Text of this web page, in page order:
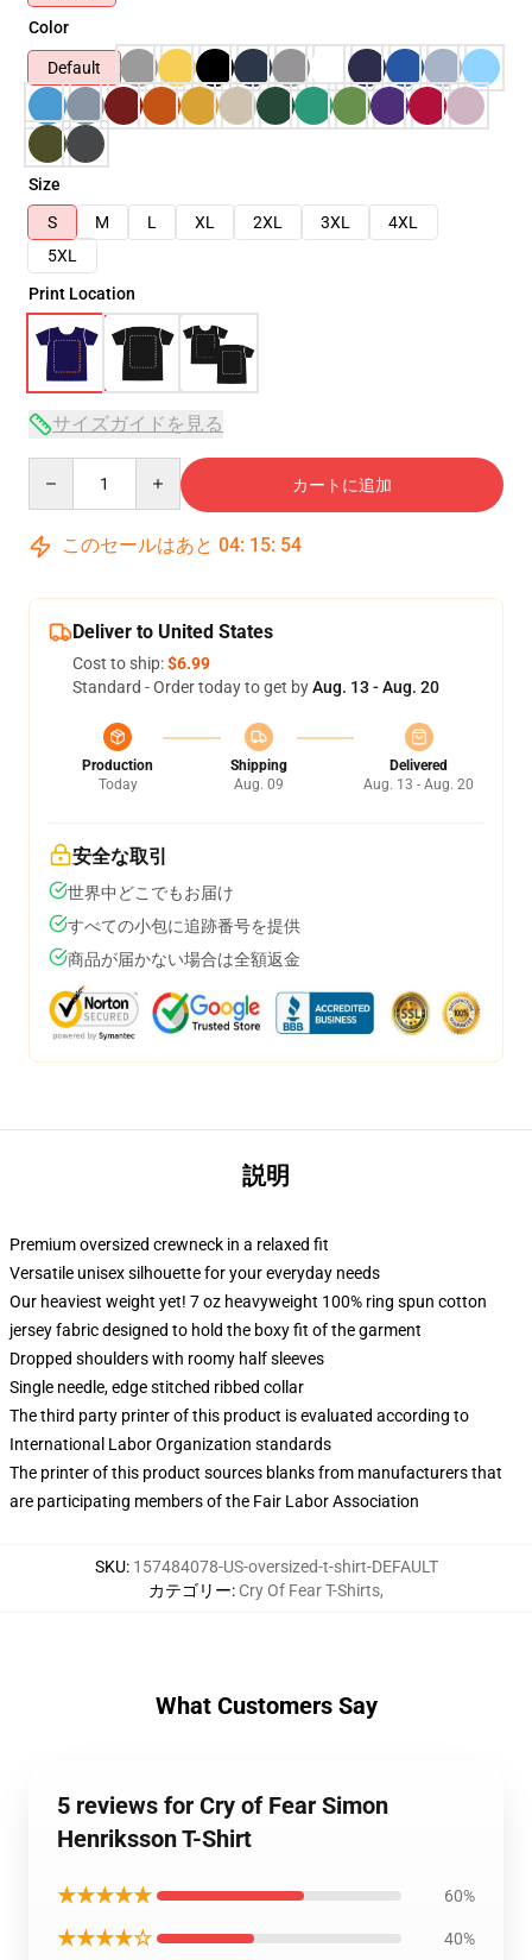
Color
Default
Size
S
M L XL 2XL 3XL
4XL
5XL
Print Location
サイズガイドを見る
カートに追加
このセールはあと 04: 15: 54
Deliver to United States
Cost to ship:$6.99
Standard - Order today to get byAug. 13 - Aug. 20
Production
Today
Shipping
Aug. 09
Delivered
Aug. 13 - Aug. 20
安全な取引
世界中どこでもお届け
すべての小包に追跡番号を提供
商品が届かない場合は全額返金
説明
Premium oversized crewneck in a relaxed fit
Versatile unisex silhouette for your everyday needs
Our heaviest weight yet! 7 oz heavyweight 100% ring spun cotton
jersey fabric designed to hold the boxy fit of the garment
Dropped shoulders with roomy half sleeves
Single needle, edge stitched ribbed collar
The third party printer of this product is evaluated according to
International Labor Organization standards
The printer of this product sources blanks from manufacturers that
are participating members of the Fair Labor Association
SKU: 157484078-US-oversized-t-shirt-DEFAULT
カテゴリー: Cry Of Fear T-Shirts,
What Customers Say
5 reviews for Cry of Fear Simon
Henriksson T-Shirt
★★★★★ 60%
★★★★☆ 40%